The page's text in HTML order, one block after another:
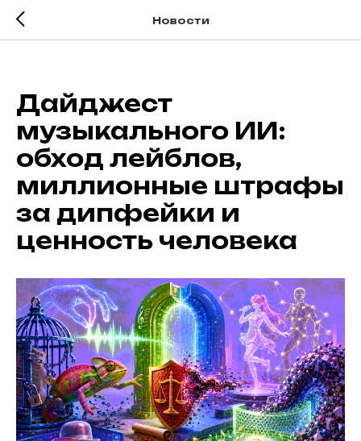
Новости
Дайджест
музыкального ИИ:
обход лейблов,
миллионные штрафы
за дипфейки и
ценность человека